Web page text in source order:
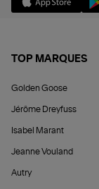
TOP MARQUES
Golden Goose
Jérôme Dreyfuss
Isabel Marant
Jeanne Vouland
Autry